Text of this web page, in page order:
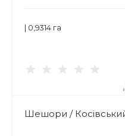
| 0,9314 га
Шешори /